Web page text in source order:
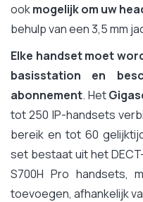
ookmogelijk om uw
behulp van een 3,5 mm
Elke handset moet
basisstation en
abonnement. Het
tot 250 IP-handsets
bereik en tot 60
set bestaat uit het
S700H Pro handsets,
toevoegen, afhankelijk